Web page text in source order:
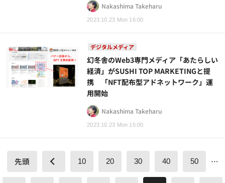
2023.10.23 Mon 16:00
Nakashima Takeharu
デジタルメディア
2023.10.23 Mon 15:00
幻冬舎のWeb3専門メディア「あたらしい
経済」がSUSHI TOP MARKETINGと提
携 「NFT配布型アドネットワーク」運
用開始
Nakashima Takeharu
先頭 10 20 30 40 50 …